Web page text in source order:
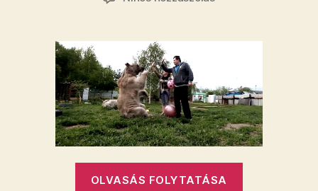
medve,
éve
egy
orosz
család
bejegyzéshez
OLVASÁS FOLYTATÁSA